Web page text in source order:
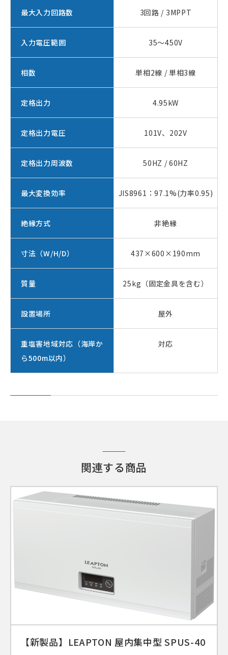
最大入力回路数 3回路 / 3MPPT
入力電圧範囲 35～450V
相数 単相2線 / 単相3線
定格出力 4.95kW
定格出力電圧 101V、202V
定格出力周波数 50HZ / 60HZ
最大変換効率 JIS8961：97.1%(力率0.95)
絶縁方式 非絶縁
寸法（W/H/D） 437×600×190mm
質量 25kg（固定金具を含む）
設置場所 屋外
重塩害地域対応（海岸か
ら500m以内）
対応
関連する商品
【新製品】LEAPTON 屋内集中型 SPUS-40